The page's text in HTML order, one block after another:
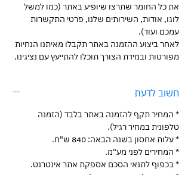
את כל החומר שתרצו שיופיע באתר (כמו למשל
לוגו, אודות, השירותים שלנו, פרטי התקשרות
עמכם ועוד).
לאחר ביצוע ההזמנה באתר תקבלו מאיתנו הנחיות
מפורטות ובמידת הצורך תוכלו להתייעץ עם נציגינו.
חשוב לדעת
* המחיר תקף להזמנה באתר בלבד (הזמנה
טלפונית במחיר רגיל).
* עלות אחסון בשנה הבאה: 840 ש"ח.
* המחירים לפני מע"מ.
* בכפוף לתנאי הסכם אספקת אתר אינטרנט.